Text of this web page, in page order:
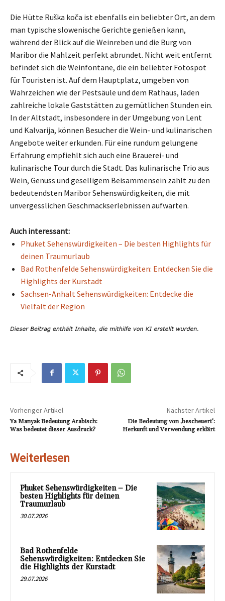
Die Hütte Ruška koča ist ebenfalls ein beliebter Ort, an dem
man typische slowenische Gerichte genießen kann,
während der Blick auf die Weinreben und die Burg von
Maribor die Mahlzeit perfekt abrundet. Nicht weit entfernt
befindet sich die Weinfontäne, die ein beliebter Fotospot
für Touristen ist. Auf dem Hauptplatz, umgeben von
Wahrzeichen wie der Pestsäule und dem Rathaus, laden
zahlreiche lokale Gaststätten zu gemütlichen Stunden ein.
In der Altstadt, insbesondere in der Umgebung von Lent
und Kalvarija, können Besucher die Wein- und kulinarischen
Angebote weiter erkunden. Für eine rundum gelungene
Erfahrung empfiehlt sich auch eine Brauerei- und
kulinarische Tour durch die Stadt. Das kulinarische Trio aus
Wein, Genuss und geselligem Beisammensein zählt zu den
bedeutendsten Maribor Sehenswürdigkeiten, die mit
unvergesslichen Geschmackserlebnissen aufwarten.
Auch interessant:
Phuket Sehenswürdigkeiten – Die besten Highlights für
deinen Traumurlaub
Bad Rothenfelde Sehenswürdigkeiten: Entdecken Sie die
Highlights der Kurstadt
Sachsen-Anhalt Sehenswürdigkeiten: Entdecke die
Vielfalt der Region
Vorheriger Artikel
Ya Manyak Bedeutung Arabisch:
Was bedeutet dieser Ausdruck?
Nächster Artikel
Die Bedeutung von ‚bescheuert‘:
Herkunft und Verwendung erklärt
Weiterlesen
Phuket Sehenswürdigkeiten – Die
besten Highlights für deinen
Traumurlaub
30.07.2026
Bad Rothenfelde
Sehenswürdigkeiten: Entdecken Sie
die Highlights der Kurstadt
29.07.2026